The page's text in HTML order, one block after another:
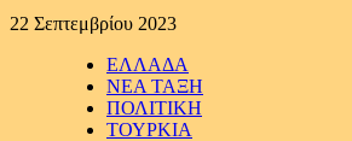
22 Σεπτεμβρίου 2023
ΕΛΛΑΔΑ
ΝΕΑ ΤΑΞΗ
ΠΟΛΙΤΙΚΗ
ΤΟΥΡΚΙΑ